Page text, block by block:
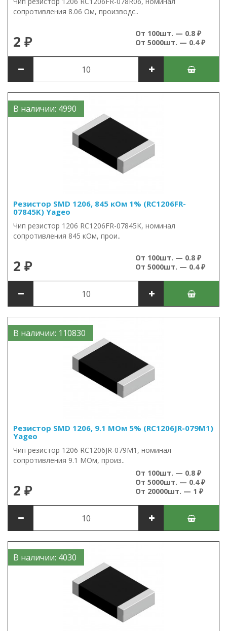
сопротивления 8.06 Ом, производс..
2 ₽
От 100шт. — 0.8 ₽
От 5000шт. — 0.4 ₽
В наличии: 4990
Резистор SMD 1206, 845 кОм 1% (RC1206FR-
07845K) Yageo
Чип резистор 1206 RC1206FR-07845K, номинал
сопротивления 845 кОм, прои..
2 ₽
От 100шт. — 0.8 ₽
От 5000шт. — 0.4 ₽
В наличии: 110830
Резистор SMD 1206, 9.1 МОм 5% (RC1206JR-079M1)
Yageo
Чип резистор 1206 RC1206JR-079M1, номинал
сопротивления 9.1 МОм, произ..
2 ₽
От 100шт. — 0.8 ₽
От 5000шт. — 0.4 ₽
От 20000шт. — 1 ₽
В наличии: 4030